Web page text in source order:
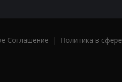
Соглашение |
Политика в сфере